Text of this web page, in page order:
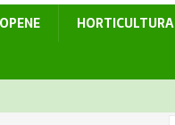
HORTICULTURA